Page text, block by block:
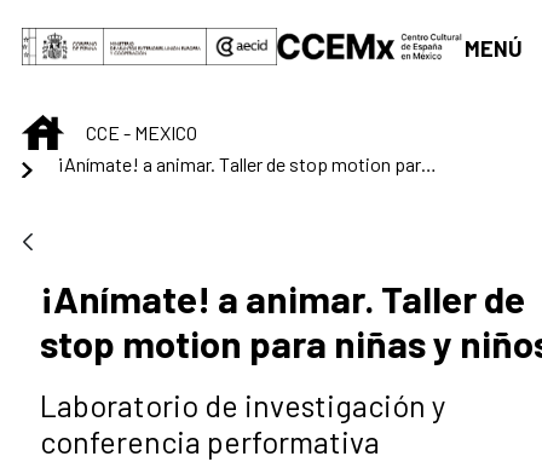
Saltar al contenido principal
MENÚ
INICIOCCE - MEXICO
¡Anímate! a animar. Taller de stop motion para niñas y niños
¡Anímate! a animar. Taller de
stop motion para niñas y
Laboratorio de investigación y
conferencia performativa